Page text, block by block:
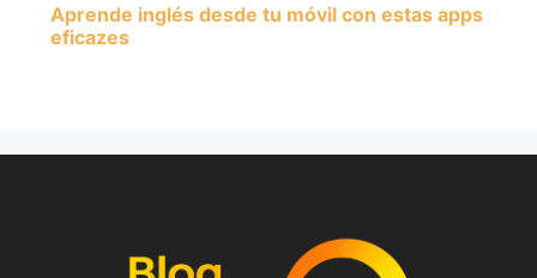
Aprende inglés desde tu móvil con estas apps
eficazes